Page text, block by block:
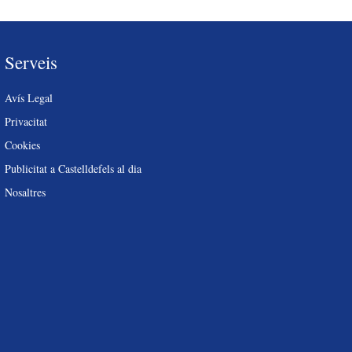
Serveis
Avís Legal
Privacitat
Cookies
Publicitat a Castelldefels al dia
Nosaltres